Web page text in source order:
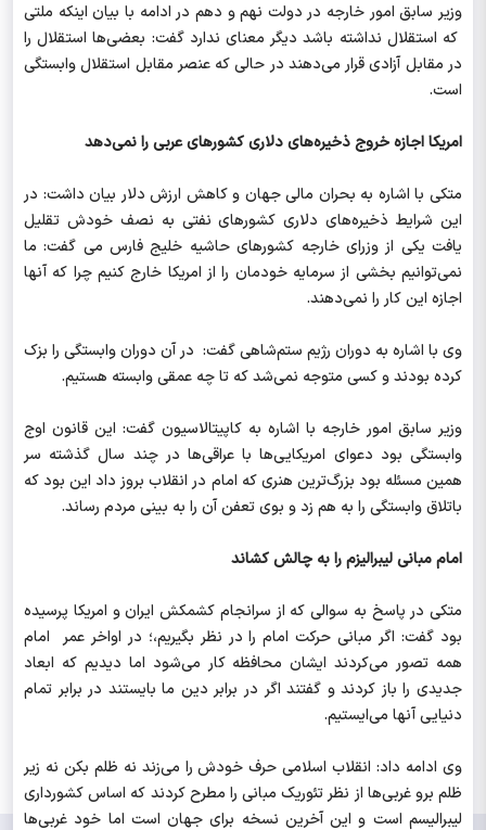
وزیر سابق امور خارجه در دولت نهم و دهم در ادامه با بیان اینکه ملتی
که استقلال نداشته باشد دیگر معنای ندارد گفت: بعضی‌ها استقلال را
در مقابل آزادی قرار می‌دهند در حالی که عنصر مقابل استقلال وابستگی
است.
امریکا اجازه خروج ذخیره‌های دلاری کشورهای عربی را نمی‌دهد
متکی با اشاره به بحران مالی جهان و کاهش ارزش دلار بیان داشت: در
این شرایط ذخیره‌های دلاری کشورهای نفتی به نصف خودش تقلیل
یافت یکی از وزرای خارجه کشورهای حاشیه خلیج فارس می گفت: ما
نمی‌توانیم بخشی از سرمایه خودمان را از امریکا خارج کنیم چرا که آنها
اجازه این کار را نمی‌دهند.
وی با اشاره به دوران رژیم ستم‌شاهی گفت: در آن دوران وابستگی را بزک
کرده بودند و کسی متوجه نمی‌شد که تا چه عمقی وابسته هستیم.
وزیر سابق امور خارجه با اشاره به کاپیتالاسیون گفت: این قانون اوج
وابستگی بود دعوای امریکایی‌ها با عراقی‌ها در چند سال گذشته سر
همین مسئله بود بزرگ‌ترین هنری که امام در انقلاب بروز داد این بود که
باتلاق وابستگی را به هم زد و بوی تعفن آن را به بینی مردم رساند.
امام مبانی لیبرالیزم را به چالش کشاند
متکی در پاسخ به سوالی که از سرانجام کشمکش ایران و امریکا پرسیده
بود گفت: اگر مبانی حرکت امام را در نظر بگیریم،؛ در اواخر عمر امام
همه تصور می‌کردند ایشان محافظه کار می‌شود اما دیدیم که ابعاد
جدیدی را باز کردند و گفتند اگر در برابر دین ما بایستند در برابر تمام
دنیایی آنها می‌ایستیم.
وی ادامه داد: انقلاب اسلامی حرف خودش را می‌زند نه ظلم بکن نه زیر
ظلم برو غربی‌ها از نظر تئوریک مبانی را مطرح کردند که اساس کشورداری
لیبرالیسم است و این آخرین نسخه برای جهان است اما خود غربی‌ها